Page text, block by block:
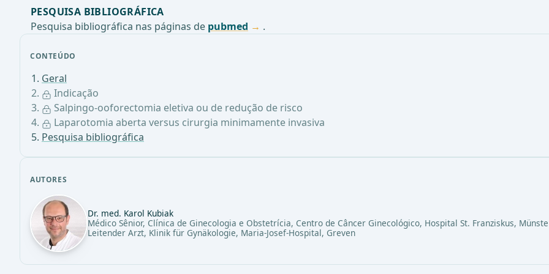
CONTEÚDO
Geral
Indicação
Salpingo-ooforectomia eletiva ou de redução de risco
Laparotomia aberta versus cirurgia minimamente invasiva
Pesquisa bibliográfica
AUTORES
Dr. med. Karol Kubiak
Médico Sênior, Clínica de Ginecologia e Obstetrícia, Centro de Câncer Ginecológico, Hospital St. Franziskus,
Leitender Arzt, Klinik für Gynäkologie, Maria-Josef-Hospital, Greven
PESQUISA BIBLIOGRÁFICA
Pesquisa bibliográfica nas páginas de pubmed .